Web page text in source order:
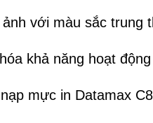
với màu sắc trung
khả năng hoạt
mực in Datamax